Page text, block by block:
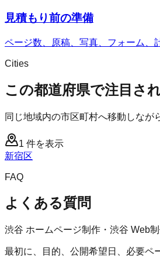
見積もり前の準備
ページ数、原稿、写真、フォーム、
Cities
この都道府県で注目さ
同じ地域内の市区町村へ移動しなが
1 件を表示
新宿区
FAQ
よくある質問
渋谷 ホームページ制作・渋谷 Web
最初に、目的、公開希望日、必要ペ